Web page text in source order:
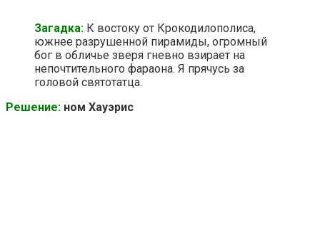
Загадка: К востоку от Крокодилополиса,
южнее разрушенной пирамиды, огромный
бог в обличье зверя гневно взирает на
непочтительного фараона. Я прячусь за
головой святотатца.
Решение: ном Хауэрис